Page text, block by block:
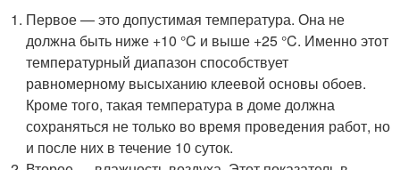
Первое — это допустимая температура. Она не
должна быть ниже +10 °C и выше +25 °C. Именно этот
температурный диапазон способствует
равномерному высыханию клеевой основы обоев.
Кроме того, такая температура в доме должна
сохраняться не только во время проведения работ, но
и после них в течение 10 суток.